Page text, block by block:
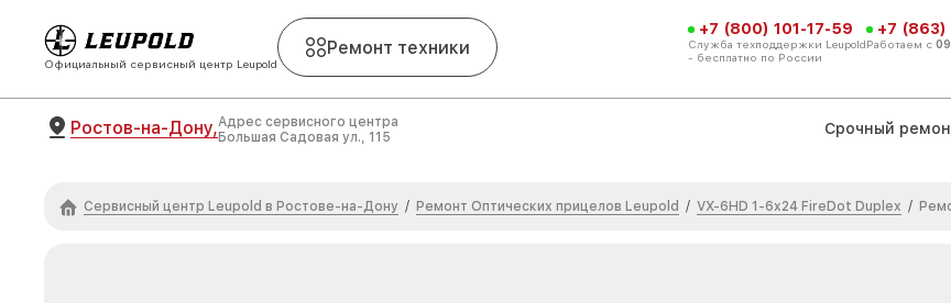
Официальный сервисный центр Leupold
Ремонт техники
+7 (800) 101-17-59
Служба техподдержки Leupold
- бесплатно по России
+7
Работаем с
Ростов-на-Дону,Адрес сервисного центра
Большая Садовая ул., 115
Срочный
Сервисный центр Leupold в Ростове-на-Дону / Ремонт Оптических прицелов Leupold / VX-6HD 1-6x24 FireDot Duplex /